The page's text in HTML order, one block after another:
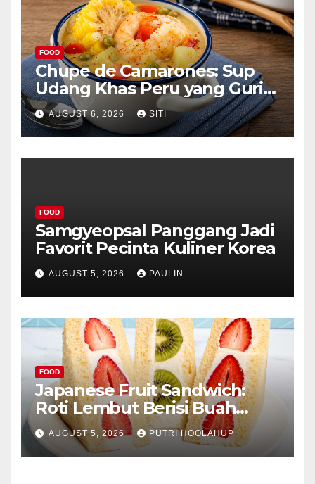
FOOD
Chupe de Camarones: Sup
Udang Khas Peru yang Gurih
Lezat
AUGUST 6, 2026 SITI
FOOD
Samgyeopsal Panggang Jadi
Favorit Pecinta Kuliner Korea
AUGUST 5, 2026 PAULIN
FOOD
Japanese Fruit Sandwich:
Roti Lembut Berisi Buah
Segar yang Memikat Selera
AUGUST 5, 2026 PUTRI HOOLAHUP